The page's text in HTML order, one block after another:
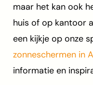
maar het kan ook
huis of op kantoor
een kijkje op onze
zonneschermen in
informatie en